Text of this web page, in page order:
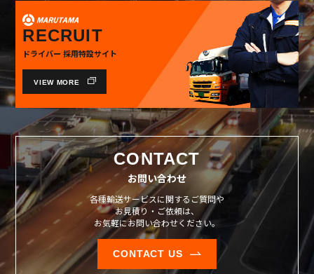
RECRUIT
ドライバー 採用特設サイト
VIEW MORE
CONTACT
お問い合わせ
各種輸送サービスに関するご質問や
お見積り・ご依頼は、
お気軽にお問い合わせください。
CONTACT US